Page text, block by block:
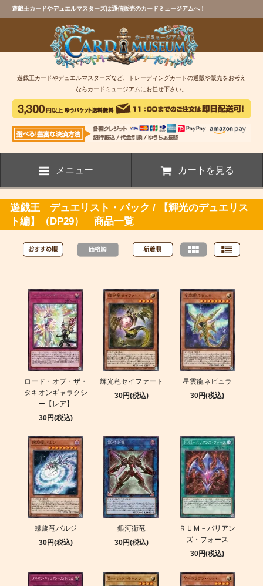
遊戯王カードやデュエルマスターズは通信販売のカードミュージアムへ！
遊戯王カードやデュエルマスターズなど、トレーディングカードの通販や販売をお考え
ならカードミュージアムにお任せ下さい。
メニュー カートを見る
遊戯王 デュエリスト・パック / 【輝光のデュエリス
ト編】（DP29） 商品一覧
ロード・オブ・ザ・
タキオンギャラクシ
ー【レア】
30円(税込)
輝光竜セイファート
30円(税込)
星雲龍ネビュラ
30円(税込)
螺旋竜バルジ
30円(税込)
銀河衛竜
30円(税込)
ＲＵＭ－バリアン
ズ・フォース
30円(税込)